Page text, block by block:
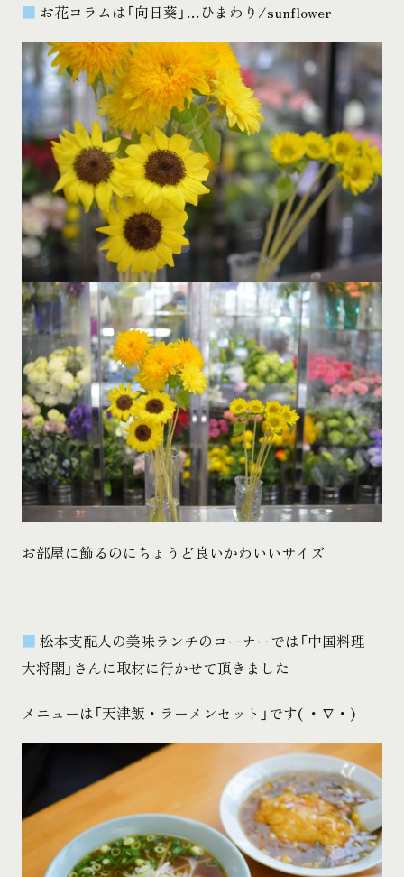
■ お花コラムは「向日葵」…ひまわり/sunflower
お部屋に飾るのにちょうど良いかわいいサイズ
■ 松本支配人の美味ランチのコーナーでは「中国料理
大将閣」さんに取材に行かせて頂きました
メニューは「天津飯・ラーメンセット」です( ・∇・)